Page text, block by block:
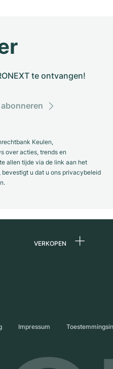
te ontvangen!
Keulen,
over acties, trends en
allen tijde via de link aan het
u dat u ons privacybeleid
VERKOPEN
Impressum